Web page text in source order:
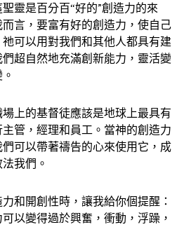
靈是百分百“好的”創造力的來
言，要富有好的創造力，使自己
可以用對我們和其他人都具有建
超自然地充滿創新能力，靈活變
場上的基督徒應該是地球上最具有
管，經理和員工。當神的創造力
可以帶著禱告的心來使用它，成
我們。
和開創性時，讓我給你個提醒：
以變得過於興奮，衝動，浮躁，